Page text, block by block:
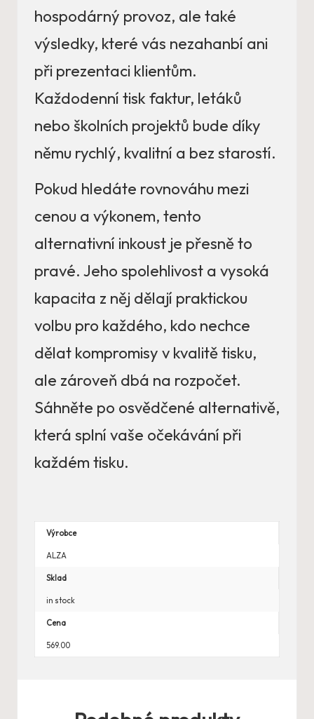
hospodárný provoz, ale také
výsledky, které vás nezahanbí ani
při prezentaci klientům.
Každodenní tisk faktur, letáků
nebo školních projektů bude díky
němu rychlý, kvalitní a bez starostí.
Pokud hledáte rovnováhu mezi
cenou a výkonem, tento
alternativní inkoust je přesně to
pravé. Jeho spolehlivost a vysoká
kapacita z něj dělají praktickou
volbu pro každého, kdo nechce
dělat kompromisy v kvalitě tisku,
ale zároveň dbá na rozpočet.
Sáhněte po osvědčené alternativě,
která splní vaše očekávání při
každém tisku.
Výrobce
ALZA
Sklad
in stock
Cena
569.00